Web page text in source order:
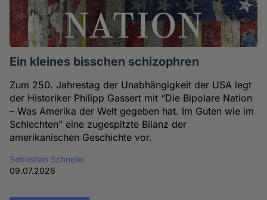
Ein kleines bisschen schizophren
Zum 250. Jahrestag der Unabhängigkeit der USA legt
der Historiker Philipp Gassert mit “Die Bipolare Nation
– Was Amerika der Welt gegeben hat. Im Guten wie im
Schlechten” eine zugespitzte Bilanz der
amerikanischen Geschichte vor.
Sebastian Schnelle
09.07.2026